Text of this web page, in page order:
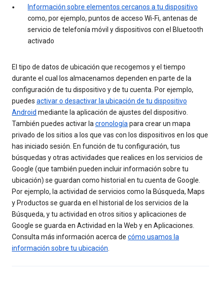
Información sobre elementos cercanos a tu dispositivo
como, por ejemplo, puntos de acceso Wi-Fi, antenas de
servicio de telefonía móvil y dispositivos con el Bluetooth
activado
El tipo de datos de ubicación que recogemos y el tiempo
durante el cual los almacenamos dependen en parte de la
configuración de tu dispositivo y de tu cuenta. Por ejemplo,
puedes activar o desactivar la ubicación de tu dispositivo
Android mediante la aplicación de ajustes del dispositivo.
También puedes activar la cronología para crear un mapa
privado de los sitios a los que vas con los dispositivos en los que
has iniciado sesión. En función de tu configuración, tus
búsquedas y otras actividades que realices en los servicios de
Google (que también pueden incluir información sobre tu
ubicación) se guardan como historial en tu cuenta de Google.
Por ejemplo, la actividad de servicios como la Búsqueda, Maps
y Productos se guarda en el historial de los servicios de la
Búsqueda, y tu actividad en otros sitios y aplicaciones de
Google se guarda en Actividad en la Web y en Aplicaciones.
Consulta más información acerca de cómo usamos la
información sobre tu ubicación